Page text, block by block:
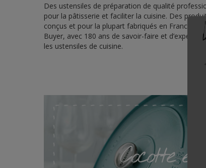
Des ustensiles de préparation de qualité
pour la pâtisserie et faciliter la cuisine. Des
conçus et pour la plupart fabriqués en France par
Buyer, avec 180 ans de savoir-faire et
les ustensiles de cuisine.
Cocotte en